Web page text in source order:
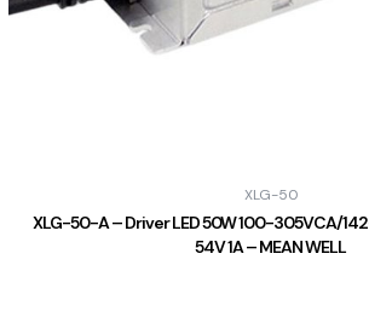
XLG-50
XLG-50-A – Driver LED 50W 100-305VCA/
54V 1A – MEAN WELL